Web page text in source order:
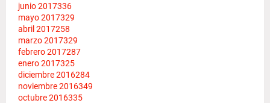
junio 2017336
mayo 2017329
abril 2017258
marzo 2017329
febrero 2017287
enero 2017325
diciembre 2016284
noviembre 2016349
octubre 2016335